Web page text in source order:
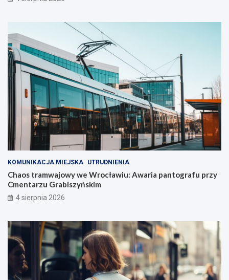
KOMUNIKACJA MIEJSKA UTRUDNIENIA
Chaos tramwajowy we Wrocławiu: Awaria pantografu przy
Cmentarzu Grabiszyńskim
4 sierpnia 2026